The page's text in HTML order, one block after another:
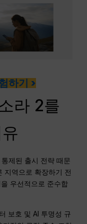
하기 >
라 2를
제된 출시 전략 때문
지역으로 확장하기 전
우선적으로 준수합
보호 및 AI 투명성 규